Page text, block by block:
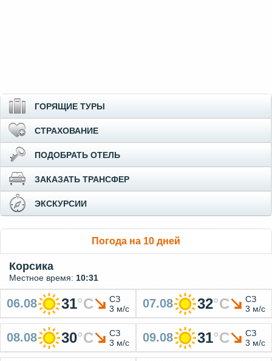
ГОРЯЩИЕ ТУРЫ
СТРАХОВАНИЕ
ПОДОБРАТЬ ОТЕЛЬ
ЗАКАЗАТЬ ТРАНСФЕР
ЭКСКУРСИИ
Погода на 10 дней
Корсика
Местное время: 10:31
06.08 31°C
СЗ
3 м/с
07.08 32°C
СЗ
3 м/с
08.08 30°C
СЗ
3 м/с
09.08 31°C
СЗ
3 м/с